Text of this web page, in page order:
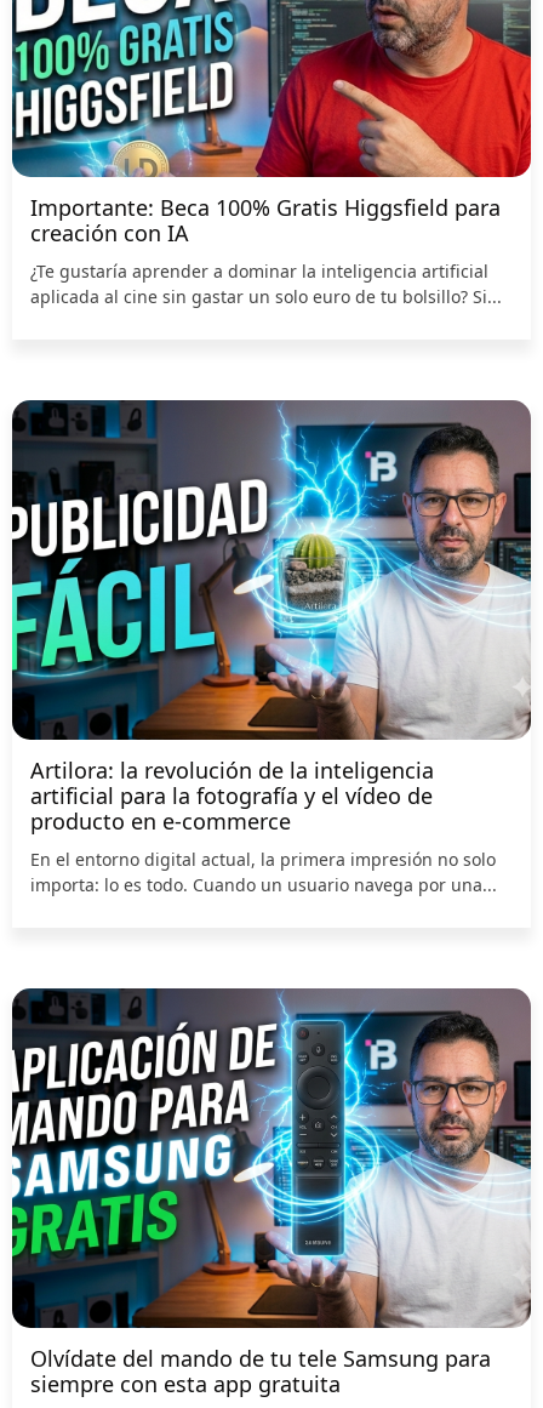
Importante: Beca 100% Gratis Higgsfield para
creación con IA
¿Te gustaría aprender a dominar la inteligencia artificial
aplicada al cine sin gastar un solo euro de tu bolsillo? Si...
Artilora: la revolución de la inteligencia
artificial para la fotografía y el vídeo de
producto en e-commerce
En el entorno digital actual, la primera impresión no solo
importa: lo es todo. Cuando un usuario navega por una...
Olvídate del mando de tu tele Samsung para
siempre con esta app gratuita